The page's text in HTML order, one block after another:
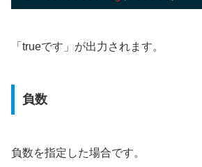
「trueです」が出力されます。
負数
負数を指定した場合です。